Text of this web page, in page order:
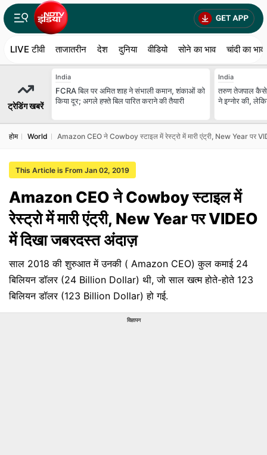
LIVE टीवी ताजातरीन देश दुनिया वीडियो सोने का भाव चांदी का भाव
ट्रेडिंग खबरें
India
FCRA बिल पर अमित शाह ने संभाली कमान, शंकाओं को
किया दूर; अगले हफ्ते बिल पारित कराने की तैयारी
India
तरुण तेजपाल कैसे
ने इग्नोर की,
होम World Amazon CEO ने Cowboy स्टाइल में रेस्ट्रो में मारी एंट्री, New Year पर
This Article is From Jan 02, 2019
Amazon CEO ने Cowboy स्टाइल में
रेस्ट्रो में मारी एंट्री, New Year पर VIDEO
में दिखा जबरदस्त अंदाज़
साल 2018 की शुरुआत में उनकी ( Amazon CEO) कुल कमाई 24
बिलियन डॉलर (24 Billion Dollar) थी, जो साल खत्म होते-होते 123
बिलियन डॉलर (123 Billion Dollar) हो गई.
विज्ञापन